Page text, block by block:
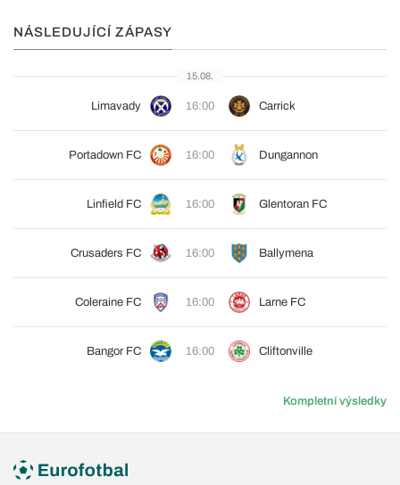
NÁSLEDUJÍCÍ ZÁPASY
15.08.
Limavady 16:00 Carrick
Portadown FC 16:00 Dungannon
Linfield FC 16:00 Glentoran FC
Crusaders FC 16:00 Ballymena
Coleraine FC 16:00 Larne FC
Bangor FC 16:00 Cliftonville
Kompletní výsledky